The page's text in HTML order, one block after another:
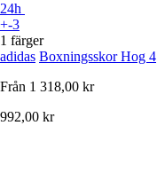
24h
+-3
1 färger
adidas Boxningsskor Hog 4
Från 1 318,00 kr
992,00 kr